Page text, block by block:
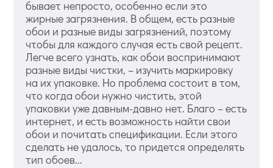
бывает непросто, особенно если это
жирные загрязнения. В общем, есть разные
обои и разные виды загрязнений, поэтому
чтобы для каждого случая есть свой рецепт.
Легче всего узнать, как обои воспринимают
разные виды чистки, – изучить маркировку
на их упаковке. Но проблема состоит в том,
что когда обои нужно чистить, этой
упаковки уже давным-давно нет. Благо – есть
интернет, и есть возможность найти свои
обои и почитать спецификации. Если этого
сделать не удалось, то придется определять
тип обоев...